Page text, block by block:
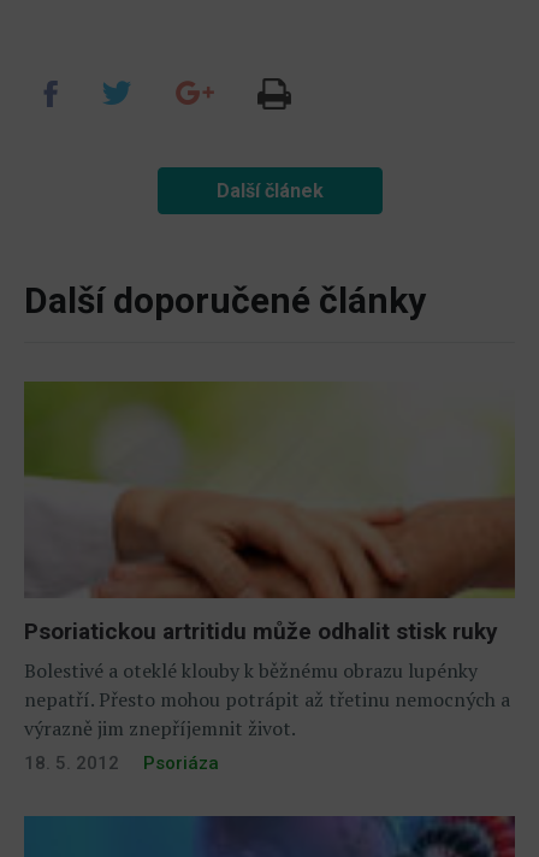
Další článek
Další doporučené články
Psoriatickou artritidu může odhalit stisk ruky
Bolestivé a oteklé klouby k běžnému obrazu lupénky
nepatří. Přesto mohou potrápit až třetinu nemocných a
výrazně jim znepříjemnit život.
18. 5. 2012 Psoriáza